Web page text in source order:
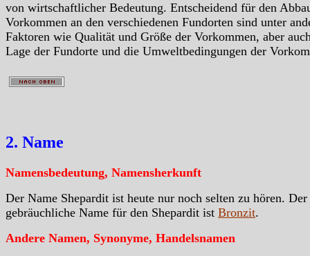
von wirtschaftlicher Bedeutung. Entscheidend für den
Vorkommen an den verschiedenen Fundorten sind unter
Faktoren wie Qualität und Größe der Vorkommen, aber
Lage der Fundorte und die Umweltbedingungen der
2. Name
Namensbedeutung, Namensherkunft
Der Name Shepardit ist heute nur noch selten zu hören. Der
gebräuchliche Name für den Shepardit ist Bronzit.
Andere Namen, Synonyme, Handelsnamen